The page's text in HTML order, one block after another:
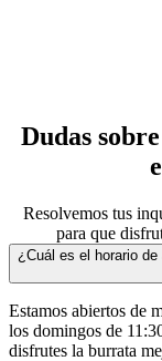
Dudas
Resolvemos tus
para que
¿Cuál es el horario
Estamos abiertos de
los domingos de
disfrutes la burrata